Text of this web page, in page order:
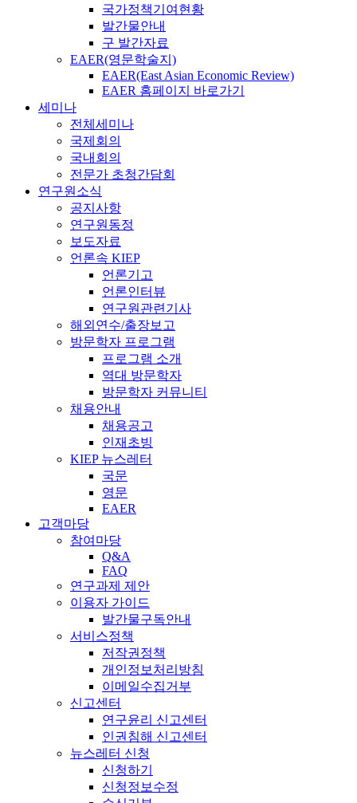
국가정책기여현황
발간물안내
구 발간자료
EAER(영문학술지)
EAER(East Asian Economic Review)
EAER 홈페이지 바로가기
세미나
전체세미나
국제회의
국내회의
전문가 초청간담회
연구원소식
공지사항
연구원동정
보도자료
언론속 KIEP
언론기고
언론인터뷰
연구원관련기사
해외연수/출장보고
방문학자 프로그램
프로그램 소개
역대 방문학자
방문학자 커뮤니티
채용안내
채용공고
인재초빙
KIEP 뉴스레터
국문
영문
EAER
고객마당
참여마당
Q&A
FAQ
연구과제 제안
이용자 가이드
발간물구독안내
서비스정책
저작권정책
개인정보처리방침
이메일수집거부
신고센터
연구윤리 신고센터
인권침해 신고센터
뉴스레터 신청
신청하기
신청정보수정